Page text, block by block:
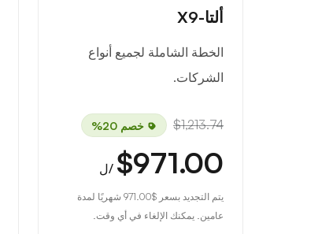
ألتا-X9
الخطة الشاملة لجميع أنواع
الشركات.
$1,213.74 خصم 20%
$971.00 /ل
يتم التجديد بسعر $971.00
شهريًا لمدة
عامين. يمكنك الإلغاء في أي وقت.